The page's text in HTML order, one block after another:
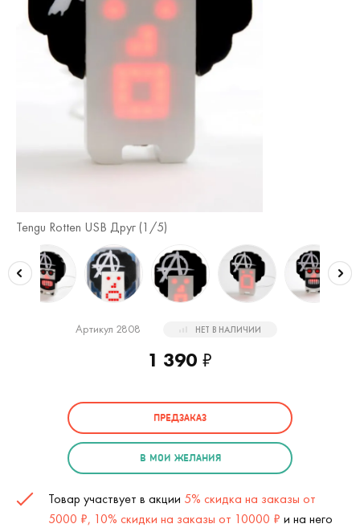
Tengu Rotten USB Друг (1 /5)
Артикул 2808 НЕТ В НАЛИЧИИ
1 390 ₽
ПРЕДЗАКАЗ
В МОИ ЖЕЛАНИЯ
Товар участвует в акции 5% скидка на заказы от
5000 ₽, 10% скидки на заказы от 10000 ₽ и на него